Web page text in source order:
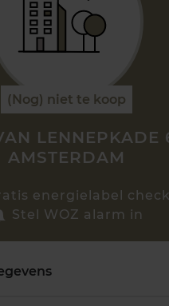
contact met ons op
4200
(Nog) niet te koop
LENNEPKADE
AMSTERDAM
energielabel check
Stel WOZ alarm in